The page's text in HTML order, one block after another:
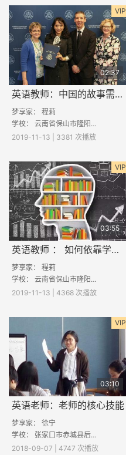
VIP
02:37
英语教师：中国的故事需要中国少年向世界述说
梦享家： 程莉
学校： 云南省保山市隆阳区汶上中学
2019-11-13 | 3381 次播放
VIP
03:55
英语教师 ： 如何依靠学生思维品质的提升提高学术成绩
梦享家： 程莉
学校： 云南省保山市隆阳区汶上中学
2019-11-13 | 4368 次播放
VIP
03:10
英语老师：老师的核心技能
梦享家： 徐宁
学校： 张家口市赤城县后城镇九年一贯制学校
2018-09-07 | 4747 次播放